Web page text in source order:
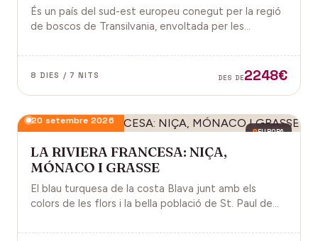
És un país del sud-est europeu conegut per la regió
de boscos de Transilvania, envoltada per les
segle XIV i el Castell de Peles.
8 DIES / 7 NITS DES DE2248€
EUROPA
20 setembre 2026
LA RIVIERA FRANCESA: NIÇA,
MÓNACO I GRASSE
El blau turquesa de la costa Blava junt amb els
colors de les flors i la bella població de St. Paul de
digne de visitar. Perfums a Grasse.